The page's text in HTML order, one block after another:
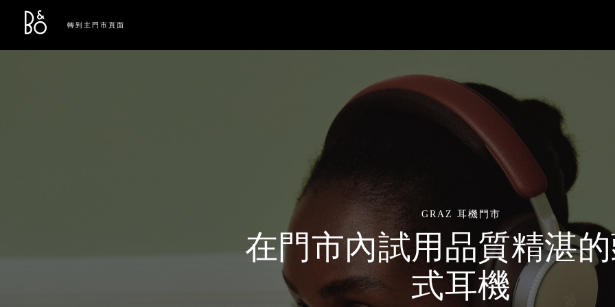
Bang & Olufsen - Exist to Create
轉到主門市頁面
GRAZ 耳機門市
在門市內試用品質精湛
式耳機